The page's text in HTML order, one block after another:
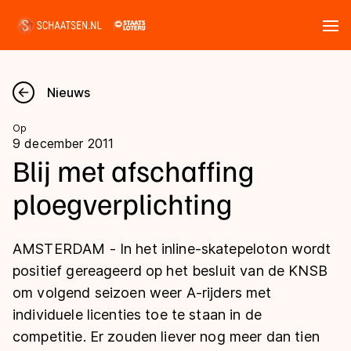
Nieuws
Kalender
Disciplines
Langebaan
Shorttrack
Inlineskaten
Uitslagen
Langebaan
Shorttrack
Marathon
Tijden & historie
Ranglijsten Langebaan
Nieuws
Op
9 december 2011
Blij met afschaffing
ploegverplichting
AMSTERDAM - In het inline-skatepeloton wordt
positief gereageerd op het besluit van de KNSB
om volgend seizoen weer A-rijders met
individuele licenties toe te staan in de
competitie. Er zouden liever nog meer dan tien